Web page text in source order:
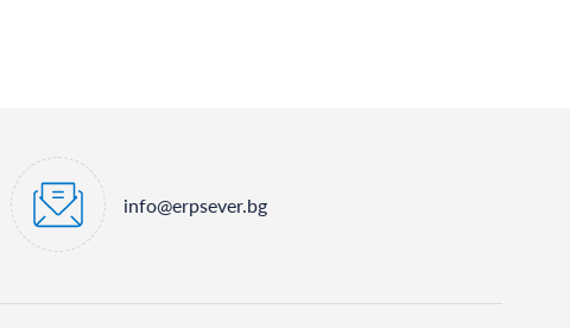
info@erpsever.bg